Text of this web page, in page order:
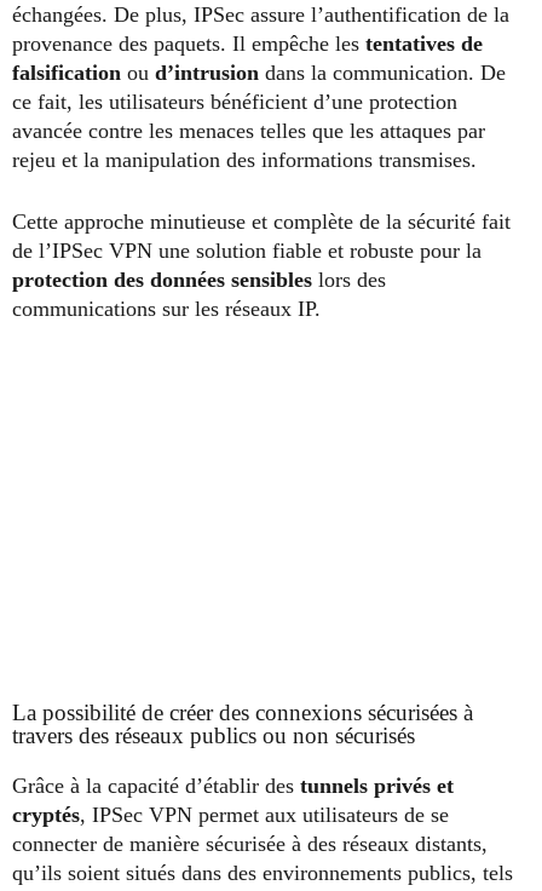
échangées. De plus, IPSec assure l’authentification de la
provenance des paquets. Il empêche les tentatives de
falsification ou d’intrusion dans la communication. De
ce fait, les utilisateurs bénéficient d’une protection
avancée contre les menaces telles que les attaques par
rejeu et la manipulation des informations transmises.
Cette approche minutieuse et complète de la sécurité fait
de l’IPSec VPN une solution fiable et robuste pour la
protection des données sensibles lors des
communications sur les réseaux IP.
La possibilité de créer des connexions sécurisées à
travers des réseaux publics ou non sécurisés
Grâce à la capacité d’établir des tunnels privés et
cryptés, IPSec VPN permet aux utilisateurs de se
connecter de manière sécurisée à des réseaux distants,
qu’ils soient situés dans des environnements publics, tels